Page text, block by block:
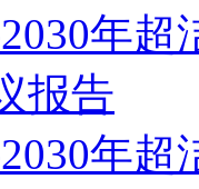
年
报告
年